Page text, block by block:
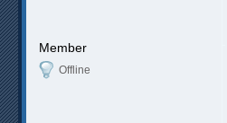
Member
Offline